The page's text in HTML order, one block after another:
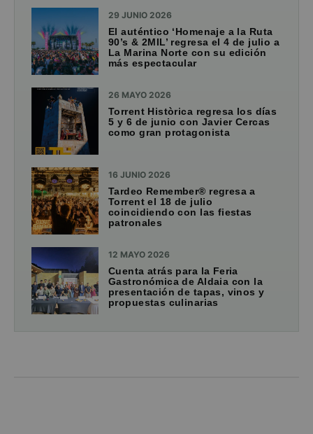
29 JUNIO 2026
El auténtico ‘Homenaje a la Ruta
90’s & 2MIL’ regresa el 4 de julio a
La Marina Norte con su edición
más espectacular
26 MAYO 2026
Torrent Històrica regresa los días
5 y 6 de junio con Javier Cercas
como gran protagonista
16 JUNIO 2026
Tardeo Remember® regresa a
Torrent el 18 de julio
coincidiendo con las fiestas
patronales
12 MAYO 2026
Cuenta atrás para la Feria
Gastronómica de Aldaia con la
presentación de tapas, vinos y
propuestas culinarias